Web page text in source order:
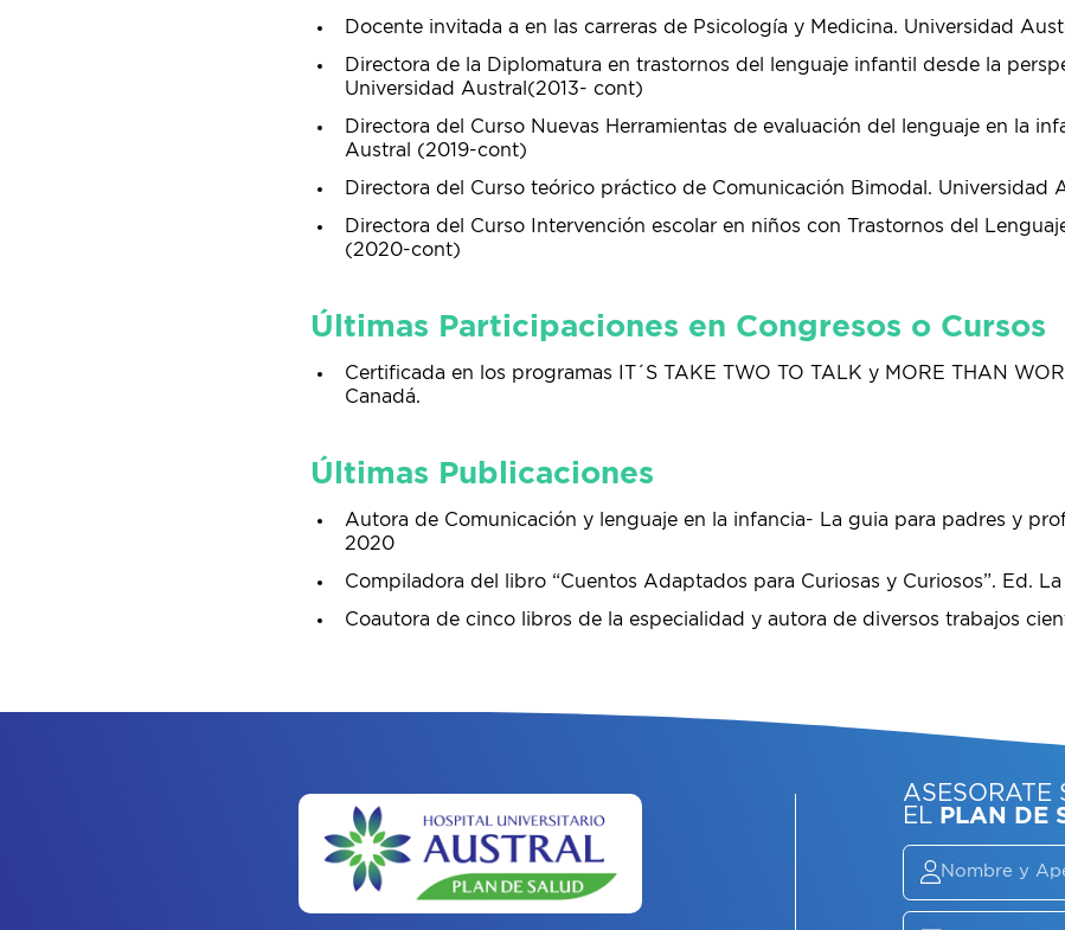
Docente invitada a en las carreras de Psicología y Medicina. Universidad
Directora de la Diplomatura en trastornos del lenguaje infantil desde la
Universidad Austral(2013- cont)
Directora del Curso Nuevas Herramientas de evaluación del lenguaje en la
Austral (2019-cont)
Directora del Curso teórico práctico de Comunicación Bimodal. Universidad
Directora del Curso Intervención escolar en niños con Trastornos del
(2020-cont)
Últimas Participaciones en Congresos o Cursos
Certificada en los programas IT´S TAKE TWO TO TALK y MORE THAN
Canadá.
Últimas Publicaciones
Autora de Comunicación y lenguaje en la infancia- La guia para padres y
2020
Compiladora del libro “Cuentos Adaptados para Curiosas y Curiosos”. Ed. La
Coautora de cinco libros de la especialidad y autora de diversos trabajos